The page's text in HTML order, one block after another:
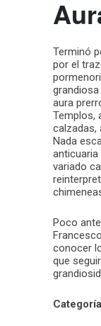
Terminó
por el
aura
Templos,
calzadas,
Nada
anticuaria
variado
Poco
conocer
que